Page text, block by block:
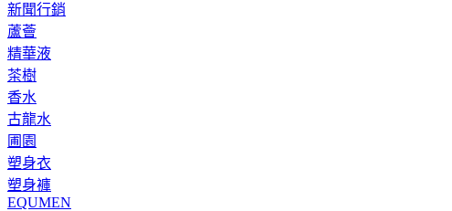
新聞行銷
蘆薈
精華液
茶樹
香水
古龍水
圃園
塑身衣
塑身褲
EQUMEN